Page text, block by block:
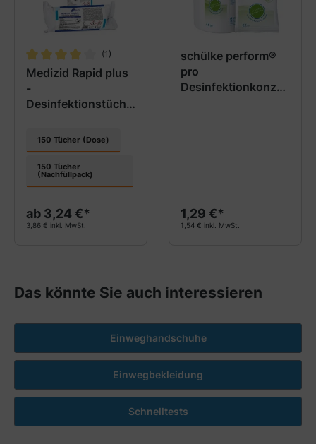
Medizid Rapid plus
-
Desinfektionstüche
Durchschnittliche Bewertung von 4 von 5 Sternen
(1)
150 Tücher (Dose)
150 Tücher
(Nachfüllpack)
ab 3,24 €*
3,86 € inkl. MwSt.
schülke perform®
pro
Desinfektionkonzen
1,29 €*
1,54 € inkl. MwSt.
Das könnte Sie auch interessieren
Einweghandschuhe
Einwegbekleidung
Schnelltests